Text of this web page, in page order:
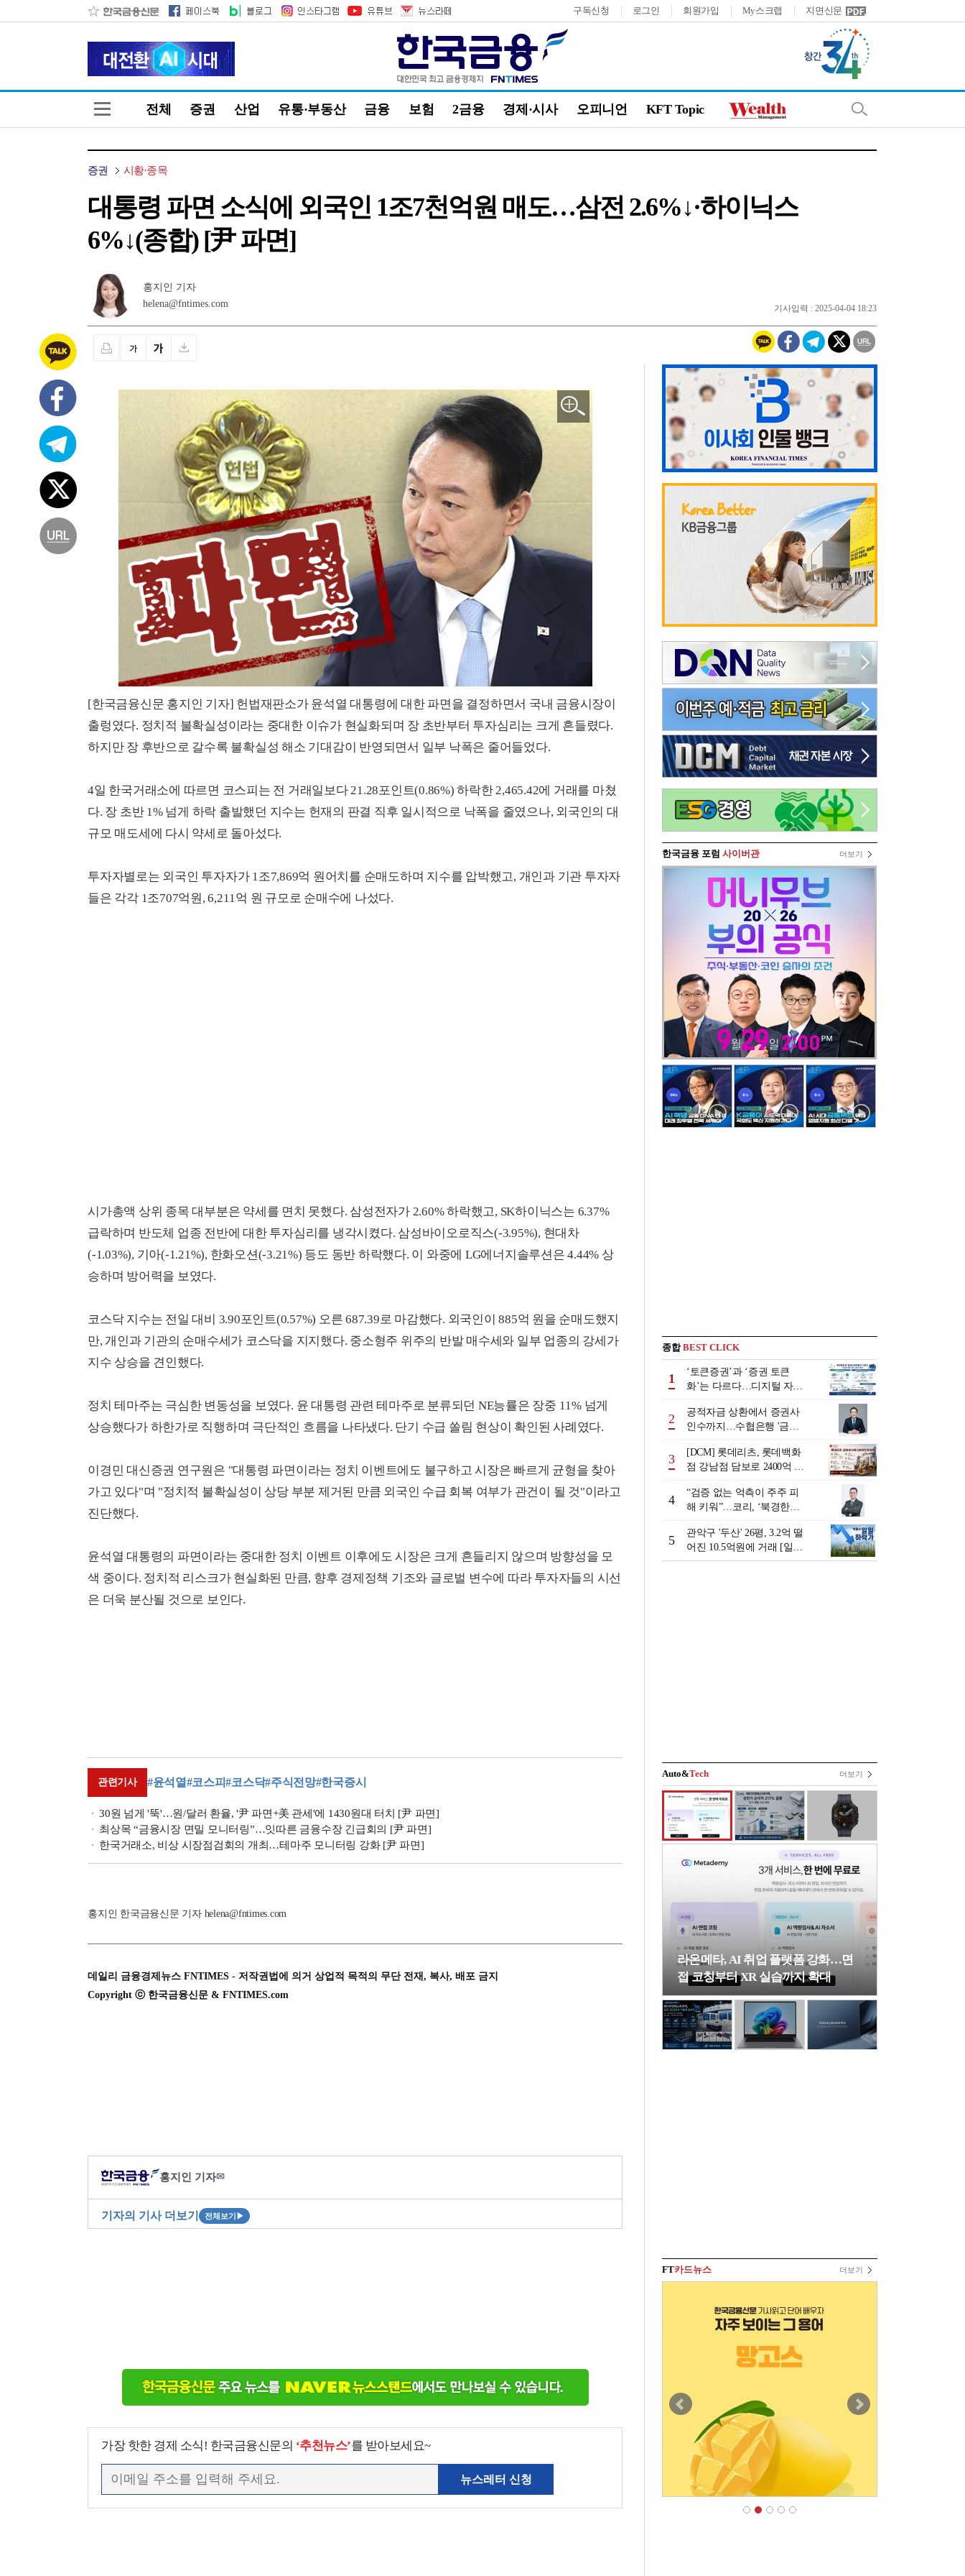
구독신청 로그인 회원가입 My스크랩 지면신문
전체 증권 산업 유통·부동산 금융 보험 2금융 경제·시사 오피니언 KFT Topic
증권 시황·종목
대통령 파면 소식에 외국인 1조7천억원 매도…삼전 2.6%↓·하이닉스
6%↓(종합) [尹 파면]
홍지인 기자
helena@fntimes.com
기사입력 : 2025-04-04 18:23
[한국금융신문 홍지인 기자] 헌법재판소가 윤석열 대통령에 대한 파면을 결정하면서 국내 금융시장이
출렁였다. 정치적 불확실성이라는 중대한 이슈가 현실화되며 장 초반부터 투자심리는 크게 흔들렸다.
하지만 장 후반으로 갈수록 불확실성 해소 기대감이 반영되면서 일부 낙폭은 줄어들었다.
4일 한국거래소에 따르면 코스피는 전 거래일보다 21.28포인트(0.86%) 하락한 2,465.42에 거래를 마쳤
다. 장 초반 1% 넘게 하락 출발했던 지수는 헌재의 판결 직후 일시적으로 낙폭을 줄였으나, 외국인의 대
규모 매도세에 다시 약세로 돌아섰다.
투자자별로는 외국인 투자자가 1조7,869억 원어치를 순매도하며 지수를 압박했고, 개인과 기관 투자자
들은 각각 1조707억원, 6,211억 원 규모로 순매수에 나섰다.
시가총액 상위 종목 대부분은 약세를 면치 못했다. 삼성전자가 2.60% 하락했고, SK하이닉스는 6.37%
급락하며 반도체 업종 전반에 대한 투자심리를 냉각시켰다. 삼성바이오로직스(-3.95%), 현대차
(-1.03%), 기아(-1.21%), 한화오션(-3.21%) 등도 동반 하락했다. 이 와중에 LG에너지솔루션은 4.44% 상
승하며 방어력을 보였다.
코스닥 지수는 전일 대비 3.90포인트(0.57%) 오른 687.39로 마감했다. 외국인이 885억 원을 순매도했지
만, 개인과 기관의 순매수세가 코스닥을 지지했다. 중소형주 위주의 반발 매수세와 일부 업종의 강세가
지수 상승을 견인했다.
정치 테마주는 극심한 변동성을 보였다. 윤 대통령 관련 테마주로 분류되던 NE능률은 장중 11% 넘게
상승했다가 하한가로 직행하며 극단적인 흐름을 나타냈다. 단기 수급 쏠림 현상이 확인된 사례였다.
이경민 대신증권 연구원은 "대통령 파면이라는 정치 이벤트에도 불구하고 시장은 빠르게 균형을 찾아
가고 있다"며 "정치적 불확실성이 상당 부분 제거된 만큼 외국인 수급 회복 여부가 관건이 될 것"이라고
진단했다.
윤석열 대통령의 파면이라는 중대한 정치 이벤트 이후에도 시장은 크게 흔들리지 않으며 방향성을 모
색 중이다. 정치적 리스크가 현실화된 만큼, 향후 경제정책 기조와 글로벌 변수에 따라 투자자들의 시선
은 더욱 분산될 것으로 보인다.
관련기사 #윤석열#코스피#코스닥#주식전망#한국증시
30원 넘게 '뚝'…원/달러 환율, '尹 파면+美 관세'에 1430원대 터치 [尹 파면]
최상목 “금융시장 면밀 모니터링”…잇따른 금융수장 긴급회의 [尹 파면]
한국거래소, 비상 시장점검회의 개최…테마주 모니터링 강화 [尹 파면]
홍지인 한국금융신문 기자 helena@fntimes.com
데일리 금융경제뉴스 FNTIMES - 저작권법에 의거 상업적 목적의 무단 전재, 복사, 배포 금지
Copyright ⓒ 한국금융신문 & FNTIMES.com
홍지인 기자✉
기자의 기사 더보기 전체보기 ▶
가장 핫한 경제 소식! 한국금융신문의 ‘추천뉴스’를 받아보세요~
뉴스레터 신청
한국금융 포럼 사이버관 더보기
종합BEST CLICK
1
‘토큰증권’과 ‘증권 토큰
화’는 다르다…디지털 자본
2
공적자금 상환에서 증권사
인수까지…수협은행 '금융
행 금융그룹의 꿈①]
3
[DCM] 롯데리츠, 롯데백화
점 강남점 담보로 2400억 조
4
“검증 없는 억측이 주주 피
해 키워”…코리, ‘북경한미
5
관악구 '두산' 26평, 3.2억 떨
어진 10.5억원에 거래 [일일
하락가]
Auto&Tech 더보기
라온메타, AI 취업 플랫폼 강화…면
접 코칭부터 XR 실습까지 확대
FT카드뉴스 더보기